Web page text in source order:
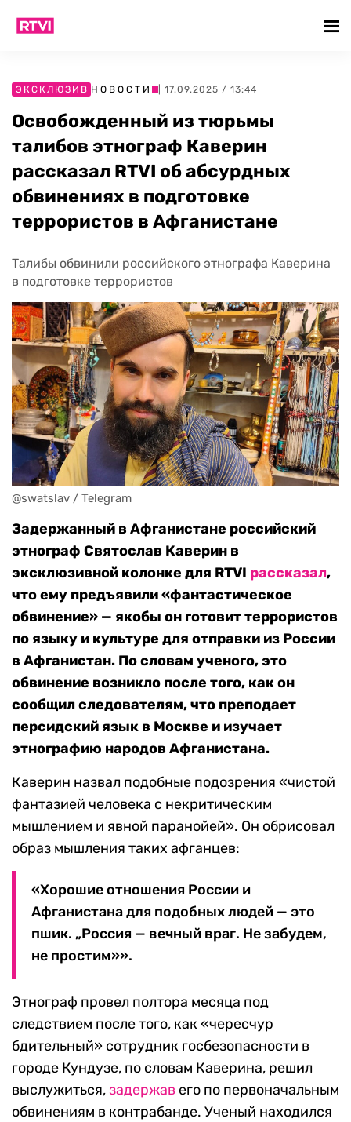
ЭКСКЛЮЗИВ НОВОСТИ | 17.09.2025 / 13:44
Освобожденный из тюрьмы
талибов этнограф Каверин
рассказал RTVI об абсурдных
обвинениях в подготовке
террористов в Афганистане
Талибы обвинили российского этнографа Каверина
в подготовке террористов
@swatslav / Telegram
Задержанный в Афганистане российский
этнограф Святослав Каверин в
эксклюзивной колонке для RTVI рассказал,
что ему предъявили «фантастическое
обвинение» — якобы он готовит террористов
по языку и культуре для отправки из России
в Афганистан. По словам ученого, это
обвинение возникло после того, как он
сообщил следователям, что преподает
персидский язык в Москве и изучает
этнографию народов Афганистана.
Каверин назвал подобные подозрения «чистой
фантазией человека с некритическим
мышлением и явной паранойей». Он обрисовал
образ мышления таких афганцев:
«Хорошие отношения России и
Афганистана для подобных людей — это
пшик. „Россия — вечный враг. Не забудем,
не простим»».
Этнограф провел полтора месяца под
следствием после того, как «чересчур
бдительный» сотрудник госбезопасности в
городе Кундузе, по словам Каверина, решил
выслужиться,задержав его по первоначальным
обвинениям в контрабанде. Ученый находился